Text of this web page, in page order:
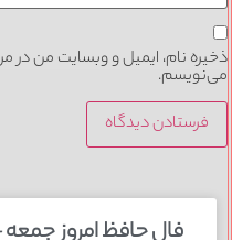
ذخیره نام، ایمیل و وبسایت من در
می‌نویسم.